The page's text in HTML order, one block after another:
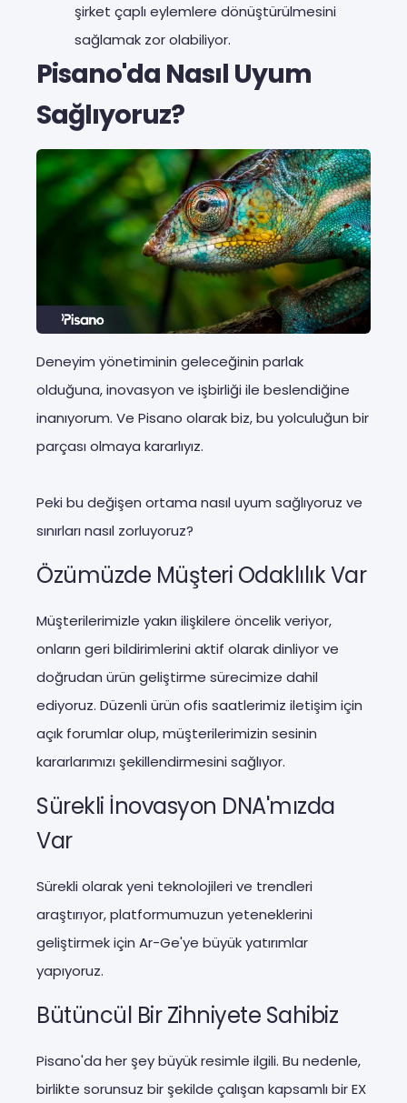
şirket çaplı eylemlere dönüştürülmesini
sağlamak zor olabiliyor.
Pisano'da Nasıl Uyum
Sağlıyoruz?
Deneyim yönetiminin geleceğinin parlak
olduğuna, inovasyon ve işbirliği ile beslendiğine
inanıyorum. Ve Pisano olarak biz, bu yolculuğun bir
parçası olmaya kararlıyız.
Peki bu değişen ortama nasıl uyum sağlıyoruz ve
sınırları nasıl zorluyoruz?
Özümüzde Müşteri Odaklılık Var
Müşterilerimizle yakın ilişkilere öncelik veriyor,
onların geri bildirimlerini aktif olarak dinliyor ve
doğrudan ürün geliştirme sürecimize dahil
ediyoruz. Düzenli ürün ofis saatlerimiz iletişim için
açık forumlar olup, müşterilerimizin sesinin
kararlarımızı şekillendirmesini sağlıyor.
Sürekli İnovasyon DNA'mızda
Var
Sürekli olarak yeni teknolojileri ve trendleri
araştırıyor, platformumuzun yeteneklerini
geliştirmek için Ar-Ge'ye büyük yatırımlar
yapıyoruz.
Bütüncül Bir Zihniyete Sahibiz
Pisano'da her şey büyük resimle ilgili. Bu nedenle,
birlikte sorunsuz bir şekilde çalışan kapsamlı bir EX